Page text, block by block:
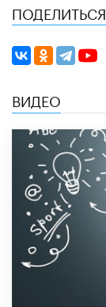
ПОДЕЛИТЬСЯ
ВИДЕО